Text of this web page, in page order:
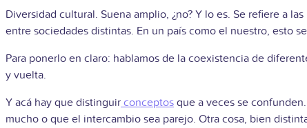
Diversidad cultural. Suena amplio, ¿no? Y lo es. Se refiere a
entre sociedades distintas. En un país como el nuestro, esto
Para ponerlo en claro: hablamos de la coexistencia de
y vuelta.
Y acá hay que distinguir conceptos que a veces se
mucho o que el intercambio sea parejo. Otra cosa, bien